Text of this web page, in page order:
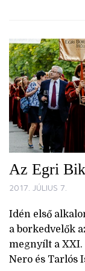
Az Egri
2017. JÚLIUS 7.
Idén első
a borkedvelők
megnyílt a
Nero és Tarlós